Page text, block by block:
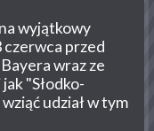
wyjątkowy
czerwca przed
wraz ze
"Słodko-
udział w tym